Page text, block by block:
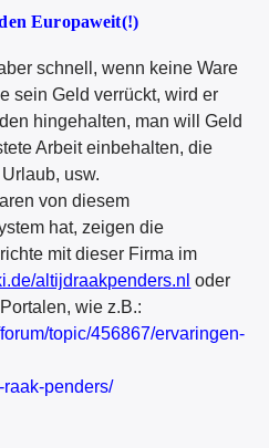
Europaweit(!)
schnell, wenn keine Ware
sein Geld verrückt, wird er
hingehalten, man will Geld
Arbeit einbehalten, die
usw.
von diesem
hat, zeigen die
mit dieser Firma im
altijdraakpenders.nl oder
wie z.B.:
topic/456867/ervaringen-
raak-penders/